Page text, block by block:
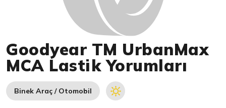
Goodyear TM UrbanMax
MCA Lastik Yorumları
Binek Araç / Otomobil